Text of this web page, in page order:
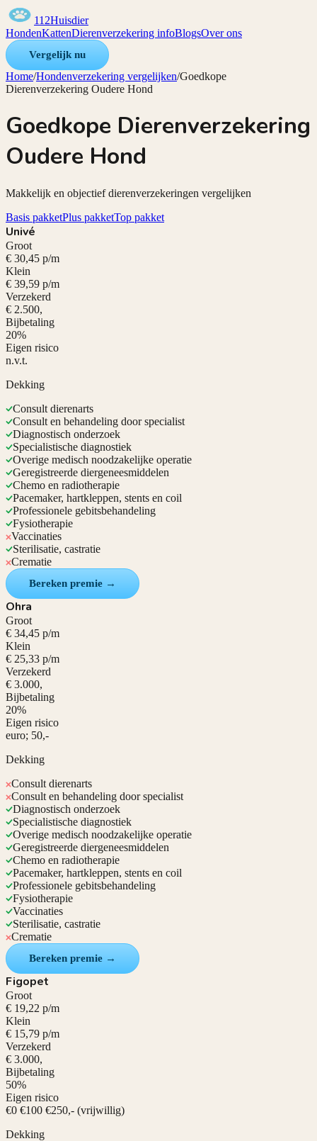
112Huisdier
HondenKattenDierenverzekering infoBlogsOver ons
Vergelijk nu
Home/Hondenverzekering vergelijken/Goedkope
Dierenverzekering Oudere Hond
Goedkope Dierenverzekering
Oudere Hond
Makkelijk en objectief dierenverzekeringen vergelijken
Basis pakketPlus pakketTop pakket
Univé
Groot
€ 30,45 p/m
Klein
€ 39,59 p/m
Verzekerd
€ 2.500,
Bijbetaling
20%
Eigen risico
n.v.t.
Dekking
Consult dierenarts
Consult en behandeling door specialist
Diagnostisch onderzoek
Specialistische diagnostiek
Overige medisch noodzakelijke operatie
Geregistreerde diergeneesmiddelen
Chemo en radiotherapie
Pacemaker, hartkleppen, stents en coil
Professionele gebitsbehandeling
Fysiotherapie
Vaccinaties
Sterilisatie, castratie
Crematie
Bereken premie →
Ohra
Groot
€ 34,45 p/m
Klein
€ 25,33 p/m
Verzekerd
€ 3.000,
Bijbetaling
20%
Eigen risico
euro; 50,-
Dekking
Consult dierenarts
Consult en behandeling door specialist
Diagnostisch onderzoek
Specialistische diagnostiek
Overige medisch noodzakelijke operatie
Geregistreerde diergeneesmiddelen
Chemo en radiotherapie
Pacemaker, hartkleppen, stents en coil
Professionele gebitsbehandeling
Fysiotherapie
Vaccinaties
Sterilisatie, castratie
Crematie
Bereken premie →
Figopet
Groot
€ 19,22 p/m
Klein
€ 15,79 p/m
Verzekerd
€ 3.000,
Bijbetaling
50%
Eigen risico
€0 €100 €250,- (vrijwillig)
Dekking